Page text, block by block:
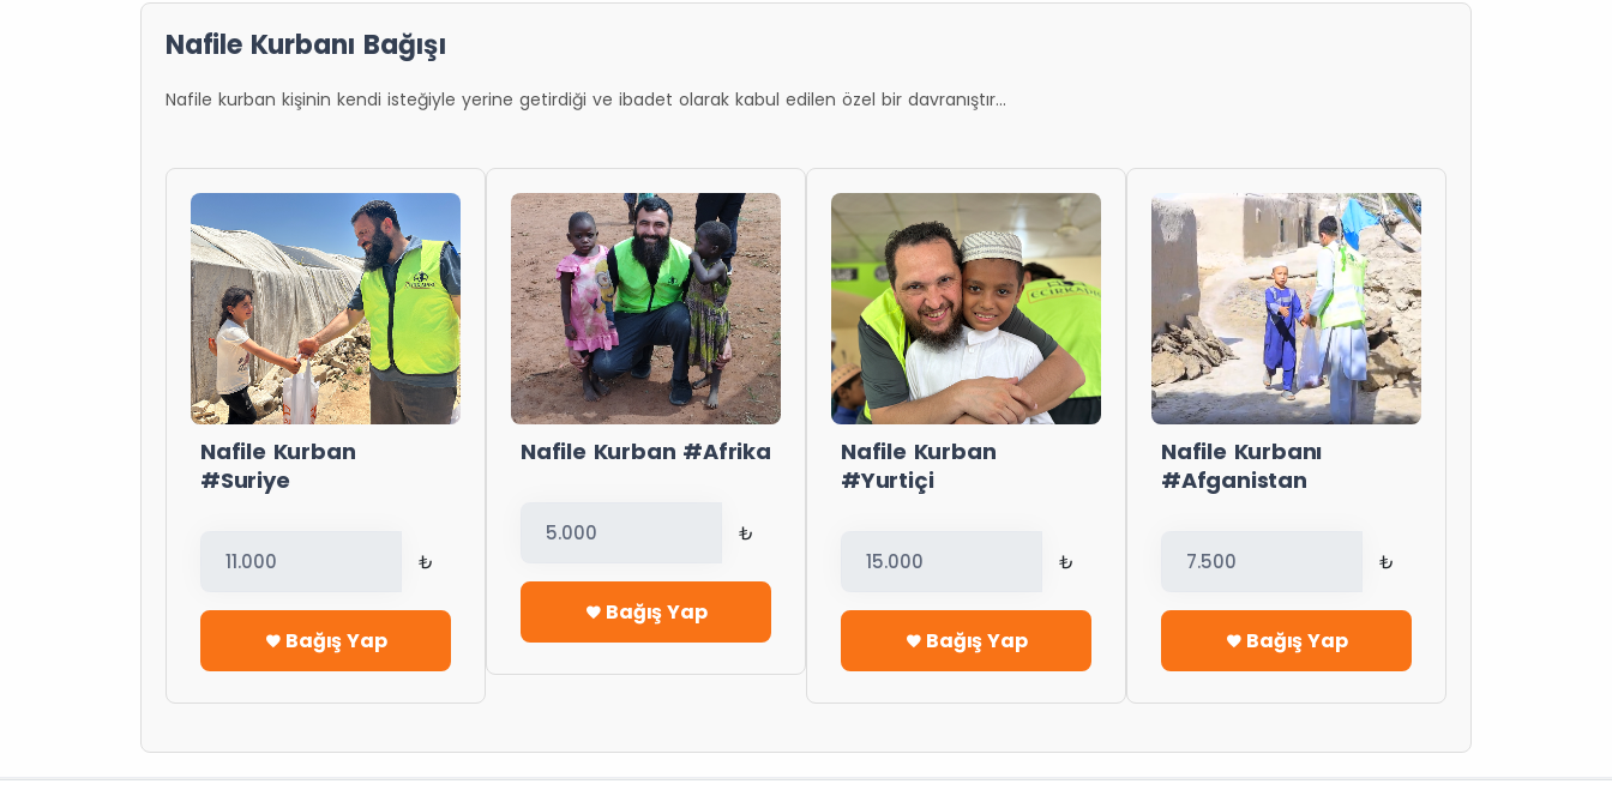
Nafile Kurbanı Bağışı
Nafile kurban kişinin kendi isteğiyle yerine getirdiği ve ibadet olarak kabul edilen özel bir davranıştır...
Nafile Kurban
#Suriye
₺
Bağış Yap
Nafile Kurban #Afrika
₺
Bağış Yap
Nafile Kurban
#Yurtiçi
₺
Bağış Yap
Nafile Kurbanı
#Afganistan
₺
Bağış Yap